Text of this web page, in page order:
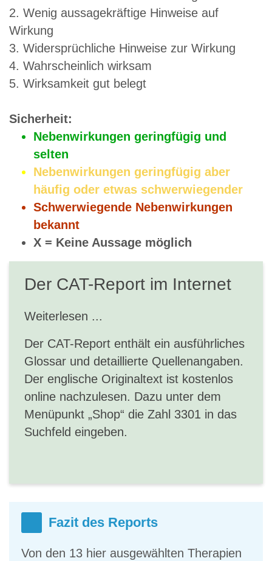
2. Wenig aussagekräftige Hinweise auf
Wirkung
3. Widersprüchliche Hinweise zur Wirkung
4. Wahrscheinlich wirksam
5. Wirksamkeit gut belegt
Sicherheit:
Nebenwirkungen geringfügig und
selten
Nebenwirkungen geringfügig aber
häufig oder etwas schwerwiegender
Schwerwiegende Nebenwirkungen
bekannt
X = Keine Aussage möglich
Der CAT-Report im Internet
Weiterlesen ...
Der CAT-Report enthält ein ausführliches
Glossar und detaillierte Quellenangaben.
Der englische Originaltext ist kostenlos
online nachzulesen. Dazu unter dem
Menüpunkt „Shop“ die Zahl 3301 in das
Suchfeld eingeben.
Fazit des Reports
Von den 13 hier ausgewählten Therapien